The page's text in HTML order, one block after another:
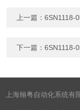
上一篇：6SN1118-
下一篇：6SN1118-
上海翰粤自动化系统有